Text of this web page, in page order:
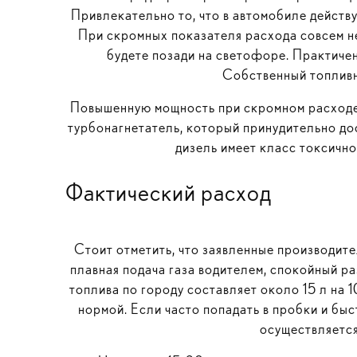
Привлекательно то, что в автомобиле
При скромных показателя расхода совсем
будете позади на светофоре.
Собственный
Повышенную мощность при скромном
турбонагнетатель, который принудительно
дизель имеет класс
Фактический расход
Стоит отметить, что заявленные
плавная подача газа водителем, спокойный
топлива по городу составляет около 15 л на
нормой. Если часто попадать в пробки и